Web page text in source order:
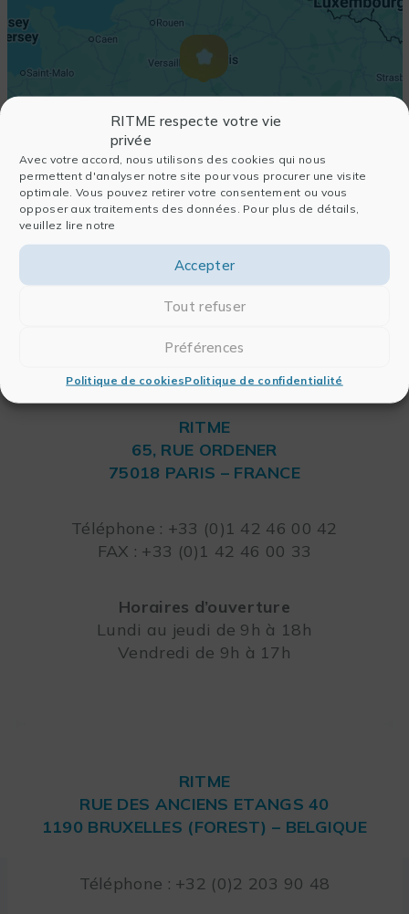
RITME respecte votre vie
privée
Avec votre accord, nous utilisons des cookies qui nous
permettent d'analyser notre site pour vous procurer une visite
optimale. Vous pouvez retirer votre consentement ou vous
opposer aux traitements des données. Pour plus de détails,
veuillez lire notre
Accepter
Tout refuser
Préférences
Politique de cookiesPolitique de confidentialité
RITME
65, RUE ORDENER
75018 PARIS – FRANCE
Téléphone : +33 (0)1 42 46 00 42
FAX : +33 (0)1 42 46 00 33
Horaires d’ouverture
Lundi au jeudi de 9h à 18h
Vendredi de 9h à 17h
RITME
RUE DES ANCIENS ETANGS 40
1190 BRUXELLES (FOREST) – BELGIQUE
Téléphone : +32 (0)2 203 90 48